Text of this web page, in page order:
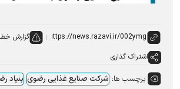
گزارش خطا
اشتراک گذاری
برچسب ها: شرکت صنایع غذایی رضوی بنیاد